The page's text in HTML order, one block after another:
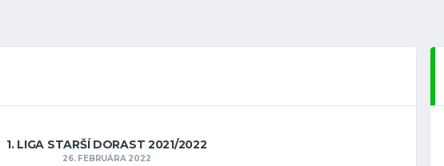
1. LIGA STARŠÍ DORAST 2021/2022
26. FEBRUÁRA 2022